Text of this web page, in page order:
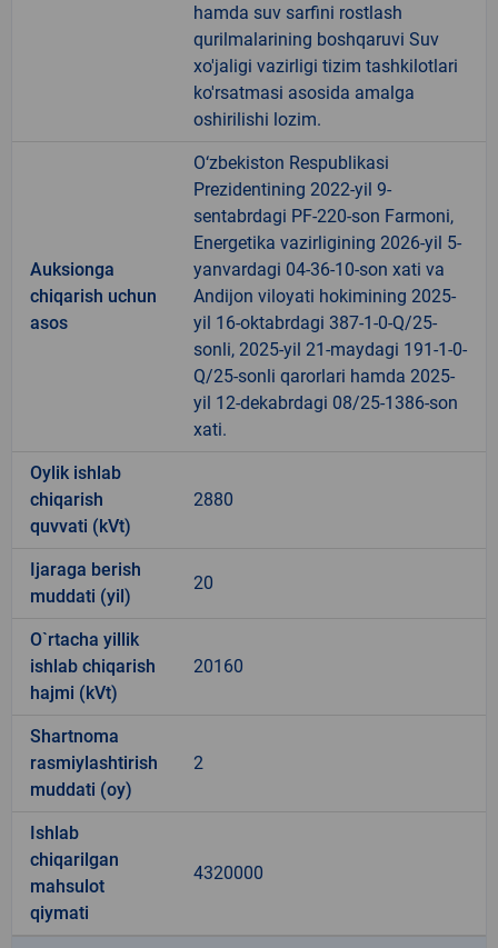
hamda suv sarfini rostlash
qurilmalarining boshqaruvi Suv
xo'jaligi vazirligi tizim tashkilotlari
ko'rsatmasi asosida amalga
oshirilishi lozim.
Auksionga
chiqarish uchun
asos
O‘zbekiston Respublikasi
Prezidentining 2022-yil 9-
sentabrdagi PF-220-son Farmoni,
Energetika vazirligining 2026-yil 5-
yanvardagi 04-36-10-son xati va
Andijon viloyati hokimining 2025-
yil 16-oktabrdagi 387-1-0-Q/25-
sonli, 2025-yil 21-maydagi 191-1-0-
Q/25-sonli qarorlari hamda 2025-
yil 12-dekabrdagi 08/25-1386-son
xati.
Oylik ishlab
chiqarish
quvvati (kVt)
2880
Ijaraga berish
muddati (yil)
20
O`rtacha yillik
ishlab chiqarish
hajmi (kVt)
20160
Shartnoma
rasmiylashtirish
muddati (oy)
2
Ishlab
chiqarilgan
mahsulot
qiymati
4320000